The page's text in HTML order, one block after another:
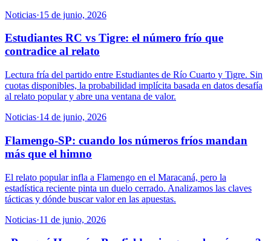
Noticias·15 de junio, 2026
Estudiantes RC vs Tigre: el número frío que
contradice al relato
Lectura fría del partido entre Estudiantes de Río Cuarto y Tigre. Sin
cuotas disponibles, la probabilidad implícita basada en datos desafía
al relato popular y abre una ventana de valor.
Noticias·14 de junio, 2026
Flamengo-SP: cuando los números fríos mandan
más que el himno
El relato popular infla a Flamengo en el Maracaná, pero la
estadística reciente pinta un duelo cerrado. Analizamos las claves
tácticas y dónde buscar valor en las apuestas.
Noticias·11 de junio, 2026